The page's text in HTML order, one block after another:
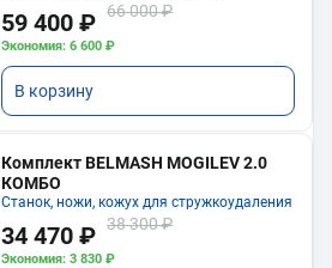
59 400 ₽ 66 000 ₽
Экономия: 6 600 ₽
В корзину
Комплект BELMASH MOGILEV 2.0
КОМБО
Станок, ножи, кожух для стружкоудаления
34 470 ₽ 38 300 ₽
Экономия: 3 830 ₽